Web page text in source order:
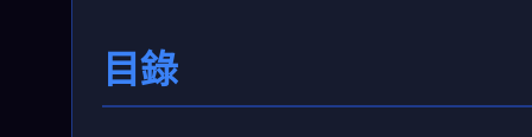
目錄